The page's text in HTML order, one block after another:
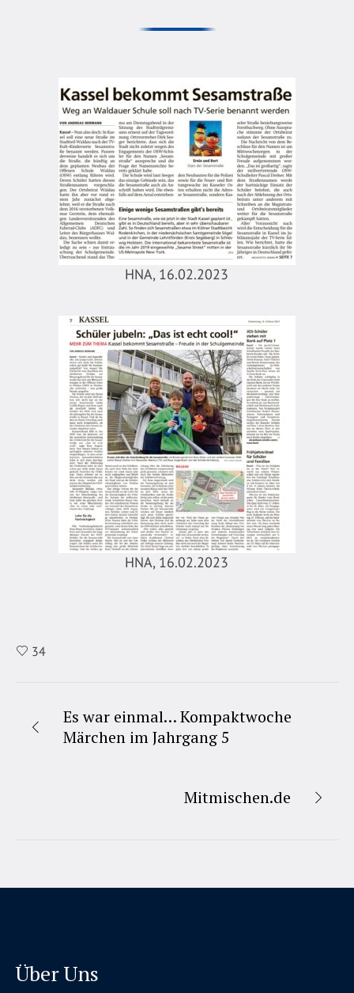
HNA, 16.02.2023
HNA, 16.02.2023
34
Es war einmal… Kompaktwoche
Märchen im Jahrgang 5
Mitmischen.de
Über Uns